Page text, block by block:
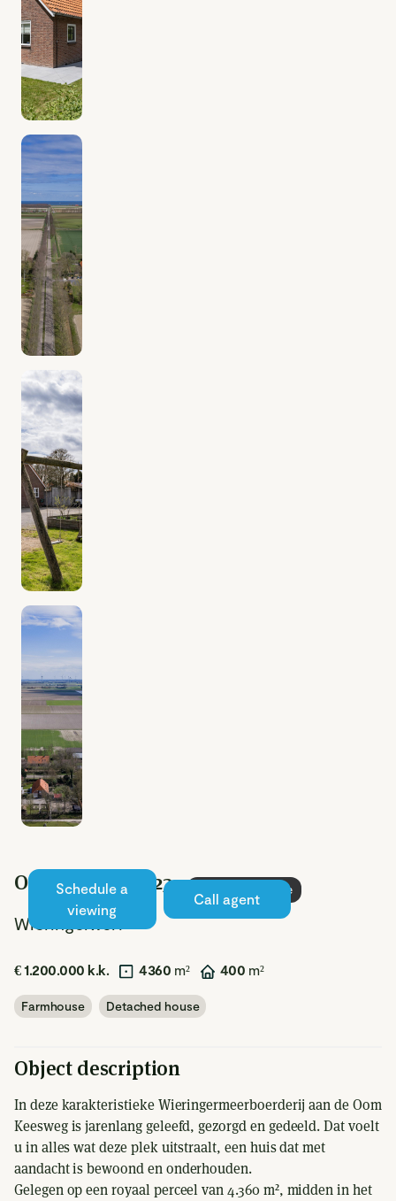
Schedule a
viewing
Call agent
Oom Keesweg 23 Sold under reserve
Wieringerwerf
€ 1.200.000 k.k. 4360 m² 400 m²
Farmhouse Detached house
Object description
In deze karakteristieke Wieringermeerboerderij aan de Oom
Keesweg is jarenlang geleefd, gezorgd en gedeeld. Dat voelt
u in alles wat deze plek uitstraalt, een huis dat met
aandacht is bewoond en onderhouden.
Gelegen op een royaal perceel van 4.360 m², midden in het